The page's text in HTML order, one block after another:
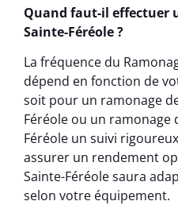
Quand faut-il effectuer
Sainte-Féréole ?
La fréquence du
dépend en fonction de
soit pour un ramonage
Féréole ou un ramonage
Féréole un suivi
assurer un rendement
Sainte-Féréole saura
selon votre équipement.